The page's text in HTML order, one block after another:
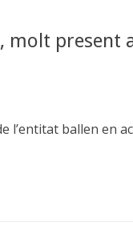
molt present
l’entitat ballen en